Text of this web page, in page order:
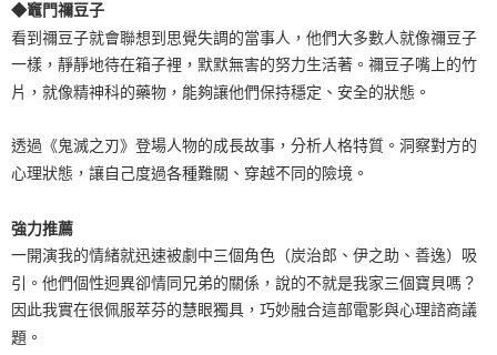
◆竈門禰豆子
看到禰豆子就會聯想到思覺失調的當事人，他們大多數人就像禰豆子
一樣，靜靜地待在箱子裡，默默無害的努力生活著。禰豆子嘴上的竹
片，就像精神科的藥物，能夠讓他們保持穩定、安全的狀態。
透過《鬼滅之刃》登場人物的成長故事，分析人格特質。洞察對方的
心理狀態，讓自己度過各種難關、穿越不同的險境。
強力推薦
一開演我的情緒就迅速被劇中三個角色（炭治郎、伊之助、善逸）吸
引。他們個性迥異卻情同兄弟的關係，說的不就是我家三個寶貝嗎？
因此我實在很佩服萃芬的慧眼獨具，巧妙融合這部電影與心理諮商議
題。